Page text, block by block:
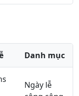
Danh mục
Ngày lễ